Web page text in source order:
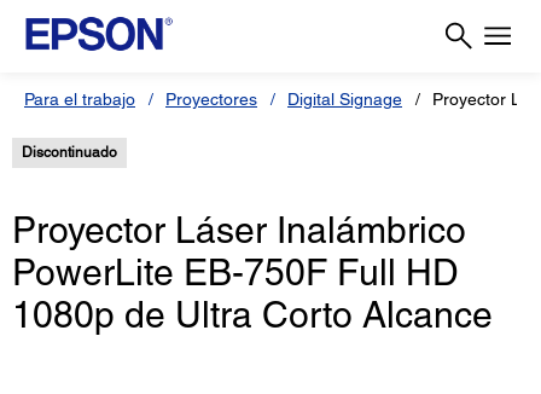
Para el trabajo Proyectores Digital Signage Proyector
Discontinuado
Proyector Láser Inalámbrico
PowerLite EB-750F Full HD
1080p de Ultra Corto Alcance